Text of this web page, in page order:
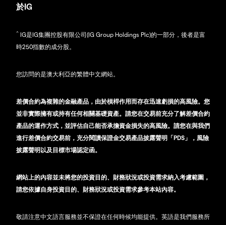
於IG
^ IG是IG集團控股有限公司(IG Group Holdings Plc)的一部分，後者是富
時250指數的成分股。
您訪問的是澳大利亞的繁體中文網站。
差價合約為複雜的金融產品，由於槓桿作用而存在迅速虧損的高風險。您
並非實際擁有或持有任何相關基礎資產。請您在交易前充分了解差價合約
產品的運作方式，並評估自己能否承擔資金損失的高風險。請您在與我們
進行差價合約交易前，充分閱讀保證金交易產品披露聲明「PDS」，風險
披露聲明以及目標市場認定函。
網站上的內容並未將您的投資目的、財務狀況或投資需求納入考慮範圍，
請您依據自身投資目的、財務狀況或投資需求參考本站內容。
敬請注意中文語言服務並不保證在任何時候均能提供。英語是我們服務所